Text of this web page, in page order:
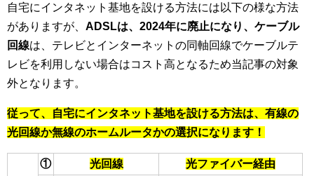
自宅にインタネット基地を設ける方法には以下の様な方法
がありますが、 ADSLは、2024年に廃止になり、 ケーブル
回線は、テレビとインターネットの同軸回線でケーブルテ
レビを利用しない場合はコスト高となるため当記事の対象
外となります。
従って、 自宅にインタネット基地を設ける方法は、 有線の
光回線か無線のホームルータかの選択になります！
① 光回線 光ファイバー経由